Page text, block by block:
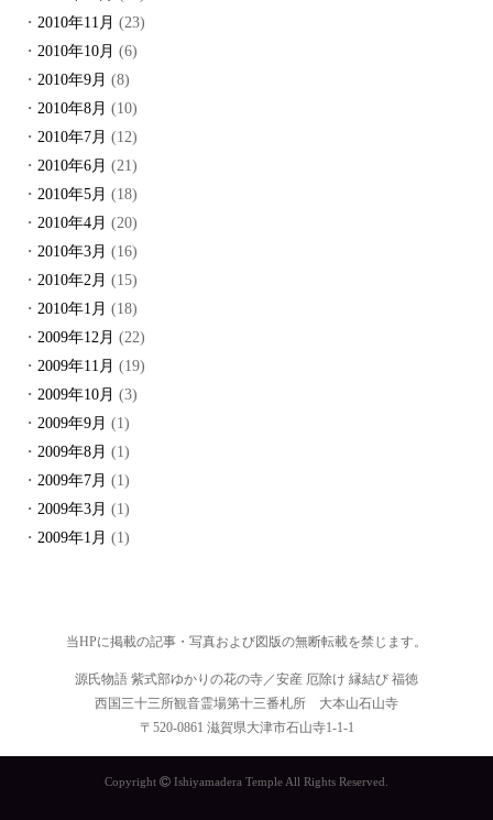
2010年11月 (23)
2010年10月 (6)
2010年9月 (8)
2010年8月 (10)
2010年7月 (12)
2010年6月 (21)
2010年5月 (18)
2010年4月 (20)
2010年3月 (16)
2010年2月 (15)
2010年1月 (18)
2009年12月 (22)
2009年11月 (19)
2009年10月 (3)
2009年9月 (1)
2009年8月 (1)
2009年7月 (1)
2009年3月 (1)
2009年1月 (1)
当HPに掲載の記事・写真および図版の無断転載を禁じます。
源氏物語 紫式部ゆかりの花の寺／安産 厄除け 縁結び 福徳
西国三十三所観音霊場第十三番札所 大本山石山寺
〒520-0861 滋賀県大津市石山寺1-1-1
Copyright Ishiyamadera Temple All Rights Reserved.